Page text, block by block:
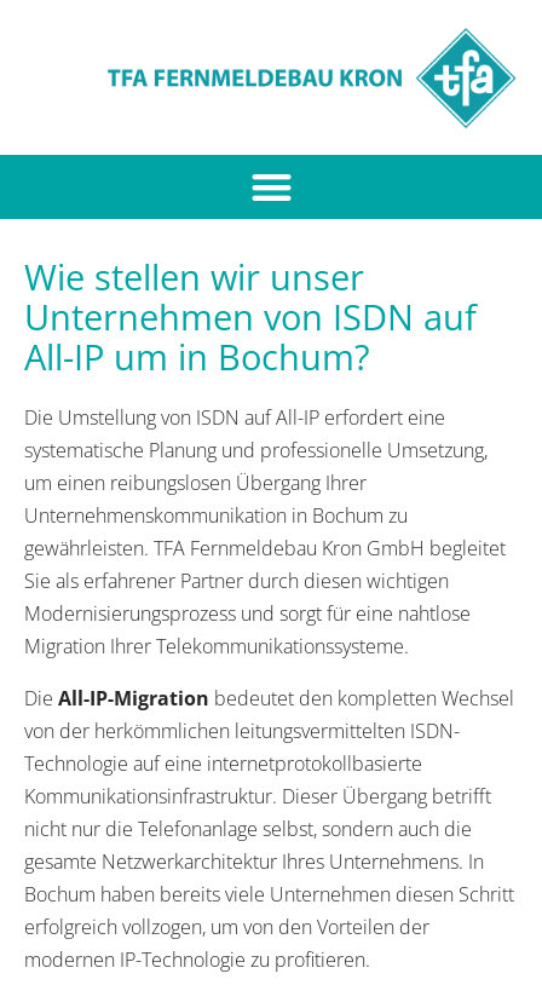
Wie stellen wir unser
Unternehmen von ISDN auf
All-IP um in Bochum?
Die Umstellung von ISDN auf All-IP erfordert eine
systematische Planung und professionelle Umsetzung,
um einen reibungslosen Übergang Ihrer
Unternehmenskommunikation in Bochum zu
gewährleisten. TFA Fernmeldebau Kron GmbH begleitet
Sie als erfahrener Partner durch diesen wichtigen
Modernisierungsprozess und sorgt für eine nahtlose
Migration Ihrer Telekommunikationssysteme.
Die All-IP-Migration bedeutet den kompletten Wechsel
von der herkömmlichen leitungsvermittelten ISDN-
Technologie auf eine internetprotokollbasierte
Kommunikationsinfrastruktur. Dieser Übergang betrifft
nicht nur die Telefonanlage selbst, sondern auch die
gesamte Netzwerkarchitektur Ihres Unternehmens. In
Bochum haben bereits viele Unternehmen diesen Schritt
erfolgreich vollzogen, um von den Vorteilen der
modernen IP-Technologie zu profitieren.